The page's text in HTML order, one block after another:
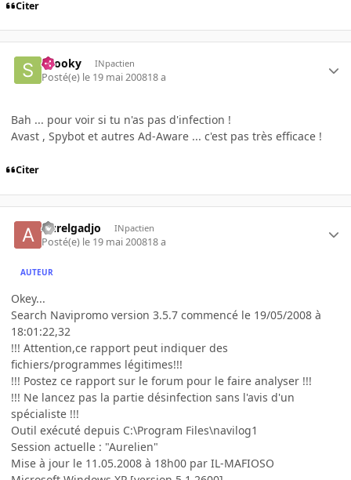
Citer
snooky INpactien
Posté(e) le 19 mai 200818 a
Bah ... pour voir si tu n'as pas d'infection !
Avast , Spybot et autres Ad-Aware ... c'est pas très efficace !
Citer
Aurelgadjo INpactien
Posté(e) le 19 mai 200818 a
AUTEUR
Okey...
Search Navipromo version 3.5.7 commencé le 19/05/2008 à
18:01:22,32
!!! Attention,ce rapport peut indiquer des
fichiers/programmes légitimes!!!
!!! Postez ce rapport sur le forum pour le faire analyser !!!
!!! Ne lancez pas la partie désinfection sans l'avis d'un
spécialiste !!!
Outil exécuté depuis C:\Program Files\navilog1
Session actuelle : "Aurelien"
Mise à jour le 11.05.2008 à 18h00 par IL-MAFIOSO